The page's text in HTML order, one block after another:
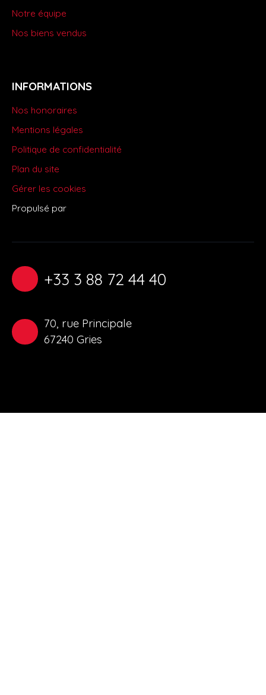
Notre équipe
Nos biens vendus
INFORMATIONS
Nos honoraires
Mentions légales
Politique de confidentialité
Plan du site
Gérer les cookies
Propulsé par
+33 3 88 72 44 40
70, rue Principale
67240 Gries